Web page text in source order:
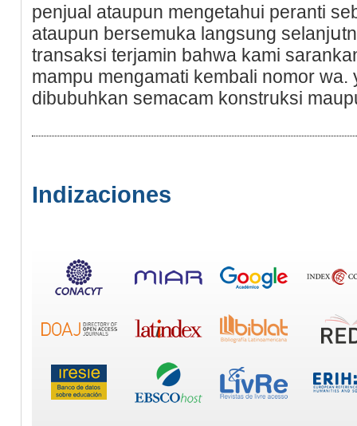
penjual ataupun mengetahui peranti
ataupun bersemuka langsung
transaksi terjamin bahwa kami
mampu mengamati kembali nomor
dibubuhkan semacam konstruksi
Indizaciones